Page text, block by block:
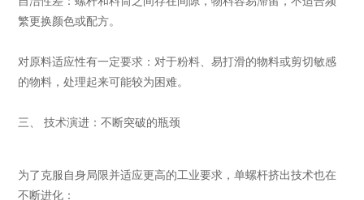
繁更换颜色或配方。
对原料适应性有一定要求：对于粉料、易打滑的物料或剪切敏感
的物料，处理起来可能较为困难。
三、 技术演进：不断突破的瓶颈
为了克服自身局限并适应更高的工业要求，单螺杆挤出技术也在
不断进化：